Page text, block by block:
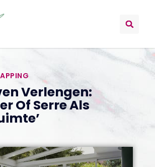
Verlengen:
Of Serre Als